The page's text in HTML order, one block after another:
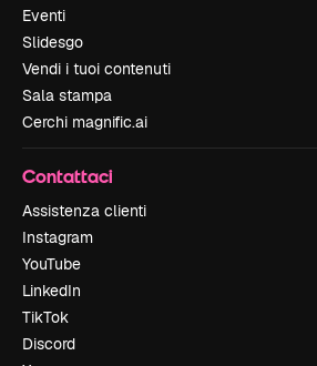
Eventi
Slidesgo
Vendi i tuoi contenuti
Sala stampa
Cerchi magnific.ai
Contattaci
Assistenza clienti
Instagram
YouTube
LinkedIn
TikTok
Discord